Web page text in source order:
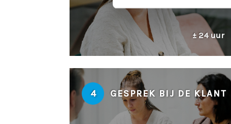
± 24 uur
4 GESPREK BIJ DE KLANT